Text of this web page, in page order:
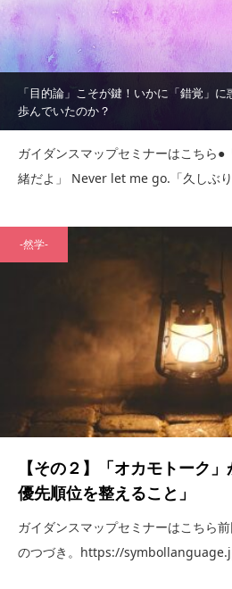
「目的論」こそが鍵！いかに「錯覚」
歩んでいたのか？
ガイダンスマップセミナーはこちら●
緒だよ」 Never let me go.「久しぶ
-然学-
【その２】「オカモトーク
優先順位を整えること」
ガイダンスマップセミナーはこちら
のつづき。https://